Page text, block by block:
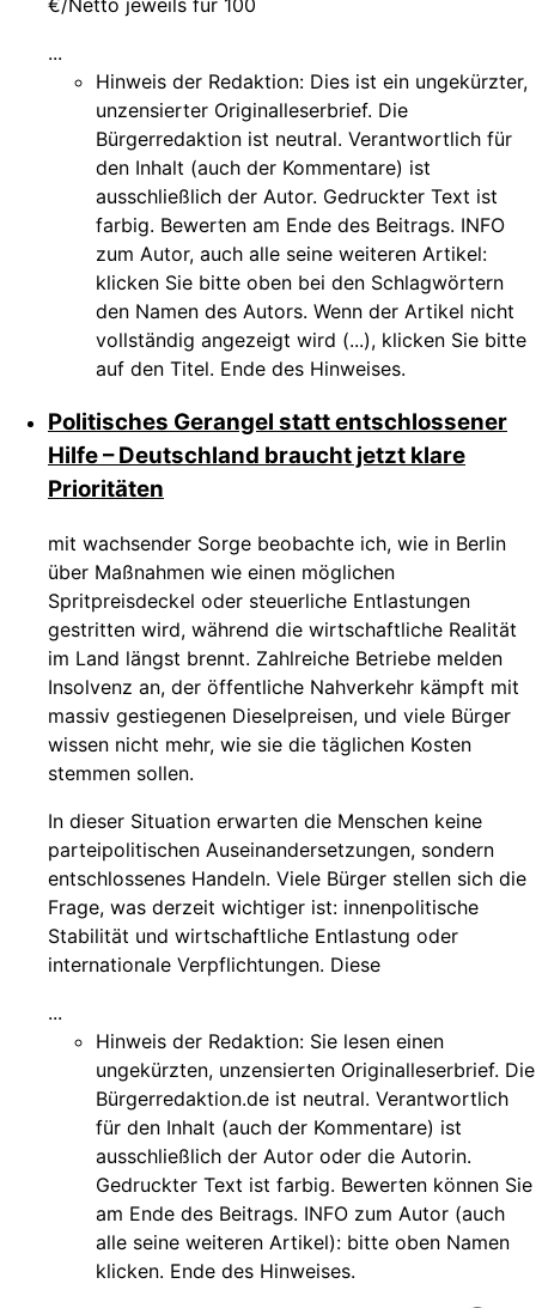
€/Netto jeweils für 100
...
Hinweis der Redaktion: Dies ist ein ungekürzter,
unzensierter Originalleserbrief. Die
Bürgerredaktion ist neutral. Verantwortlich für
den Inhalt (auch der Kommentare) ist
ausschließlich der Autor. Gedruckter Text ist
farbig. Bewerten am Ende des Beitrags. INFO
zum Autor, auch alle seine weiteren Artikel:
klicken Sie bitte oben bei den Schlagwörtern
den Namen des Autors. Wenn der Artikel nicht
vollständig angezeigt wird (...), klicken Sie bitte
auf den Titel. Ende des Hinweises.
Politisches Gerangel statt entschlossener
Hilfe – Deutschland braucht jetzt klare
Prioritäten
mit wachsender Sorge beobachte ich, wie in Berlin
über Maßnahmen wie einen möglichen
Spritpreisdeckel oder steuerliche Entlastungen
gestritten wird, während die wirtschaftliche Realität
im Land längst brennt. Zahlreiche Betriebe melden
Insolvenz an, der öffentliche Nahverkehr kämpft mit
massiv gestiegenen Dieselpreisen, und viele Bürger
wissen nicht mehr, wie sie die täglichen Kosten
stemmen sollen.
In dieser Situation erwarten die Menschen keine
parteipolitischen Auseinandersetzungen, sondern
entschlossenes Handeln. Viele Bürger stellen sich die
Frage, was derzeit wichtiger ist: innenpolitische
Stabilität und wirtschaftliche Entlastung oder
internationale Verpflichtungen. Diese
...
Hinweis der Redaktion: Sie lesen einen
ungekürzten, unzensierten Originalleserbrief. Die
Bürgerredaktion.de ist neutral. Verantwortlich
für den Inhalt (auch der Kommentare) ist
ausschließlich der Autor oder die Autorin.
Gedruckter Text ist farbig. Bewerten können Sie
am Ende des Beitrags. INFO zum Autor (auch
alle seine weiteren Artikel): bitte oben Namen
klicken. Ende des Hinweises.